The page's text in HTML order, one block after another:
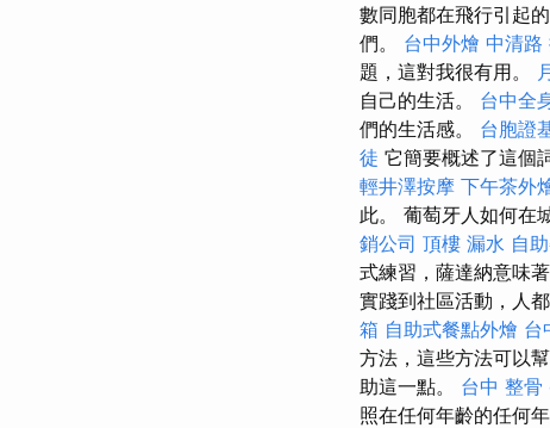
數同胞都在飛行引起
們。 台中外燴 中清路
題，這對我很有用。
自己的生活。 台中全
們的生活感。 台胞證
徒 它簡要概述了這個
輕井澤按摩 下午茶外
此。 葡萄牙人如何在
銷公司 頂樓 漏水 自
式練習，薩達納意味
實踐到社區活動，人
箱 自助式餐點外燴 台
方法，這些方法可以
助這一點。 台中 整
照在任何年齡的任何